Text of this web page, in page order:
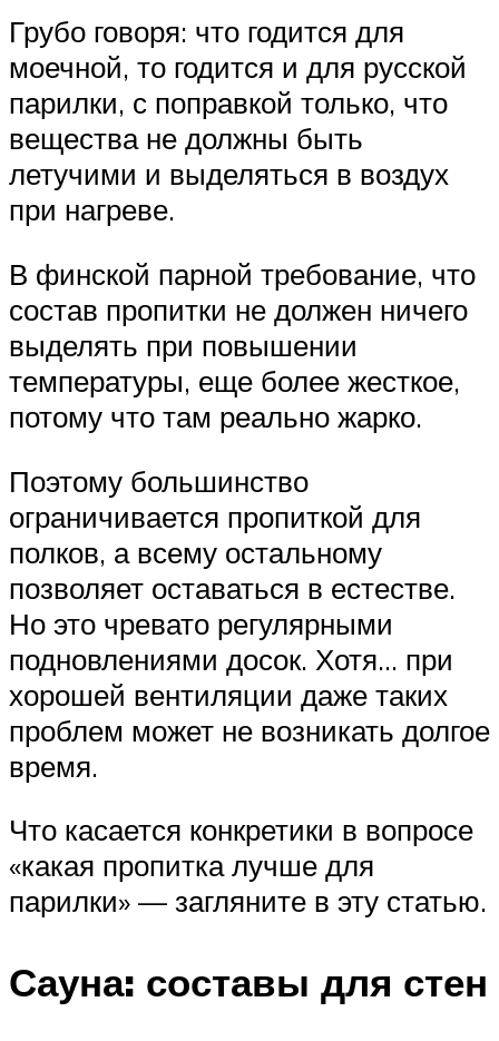
Грубо говоря: что годится для
моечной, то годится и для русской
парилки, с поправкой только, что
вещества не должны быть
летучими и выделяться в воздух
при нагреве.
В финской парной требование, что
состав пропитки не должен ничего
выделять при повышении
температуры, еще более жесткое,
потому что там реально жарко.
Поэтому большинство
ограничивается пропиткой для
полков, а всему остальному
позволяет оставаться в естестве.
Но это чревато регулярными
подновлениями досок. Хотя… при
хорошей вентиляции даже таких
проблем может не возникать долгое
время.
Что касается конкретики в вопросе
«какая пропитка лучше для
парилки» — загляните в эту статью.
Сауна: составы для стен